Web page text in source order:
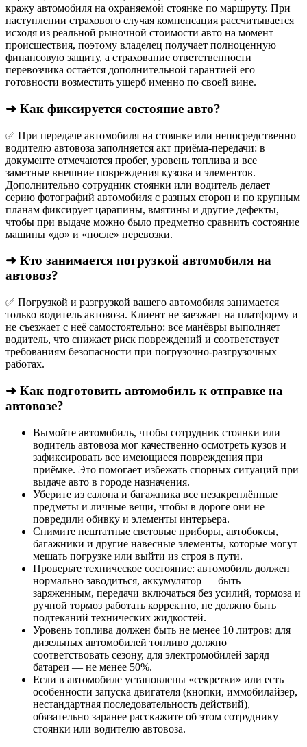
кражу автомобиля на охраняемой стоянке по маршруту. При
наступлении страхового случая компенсация рассчитывается
исходя из реальной рыночной стоимости авто на момент
происшествия, поэтому владелец получает полноценную
финансовую защиту, а страхование ответственности
перевозчика остаётся дополнительной гарантией его
готовности возместить ущерб именно по своей вине.
➜ Как фиксируется состояние авто?
✅ При передаче автомобиля на стоянке или непосредственно
водителю автовоза заполняется акт приёма-передачи: в
документе отмечаются пробег, уровень топлива и все
заметные внешние повреждения кузова и элементов.
Дополнительно сотрудник стоянки или водитель делает
серию фотографий автомобиля с разных сторон и по крупным
планам фиксирует царапины, вмятины и другие дефекты,
чтобы при выдаче можно было предметно сравнить состояние
машины «до» и «после» перевозки.
➜ Кто занимается погрузкой автомобиля на
автовоз?
✅ Погрузкой и разгрузкой вашего автомобиля занимается
только водитель автовоза. Клиент не заезжает на платформу и
не съезжает с неё самостоятельно: все манёвры выполняет
водитель, что снижает риск повреждений и соответствует
требованиям безопасности при погрузочно-разгрузочных
работах.
➜ Как подготовить автомобиль к отправке на
автовозе?
Вымойте автомобиль, чтобы сотрудник стоянки или
водитель автовоза мог качественно осмотреть кузов и
зафиксировать все имеющиеся повреждения при
приёмке. Это помогает избежать спорных ситуаций при
выдаче авто в городе назначения.
Уберите из салона и багажника все незакреплённые
предметы и личные вещи, чтобы в дороге они не
повредили обивку и элементы интерьера.
Снимите нештатные световые приборы, автобоксы,
багажники и другие навесные элементы, которые могут
мешать погрузке или выйти из строя в пути.
Проверьте техническое состояние: автомобиль должен
нормально заводиться, аккумулятор — быть
заряженным, передачи включаться без усилий, тормоза и
ручной тормоз работать корректно, не должно быть
подтеканий технических жидкостей.
Уровень топлива должен быть не менее 10 литров; для
дизельных автомобилей топливо должно
соответствовать сезону, для электромобилей заряд
батареи — не менее 50%.
Если в автомобиле установлены «секретки» или есть
особенности запуска двигателя (кнопки, иммобилайзер,
нестандартная последовательность действий),
обязательно заранее расскажите об этом сотруднику
стоянки или водителю автовоза.